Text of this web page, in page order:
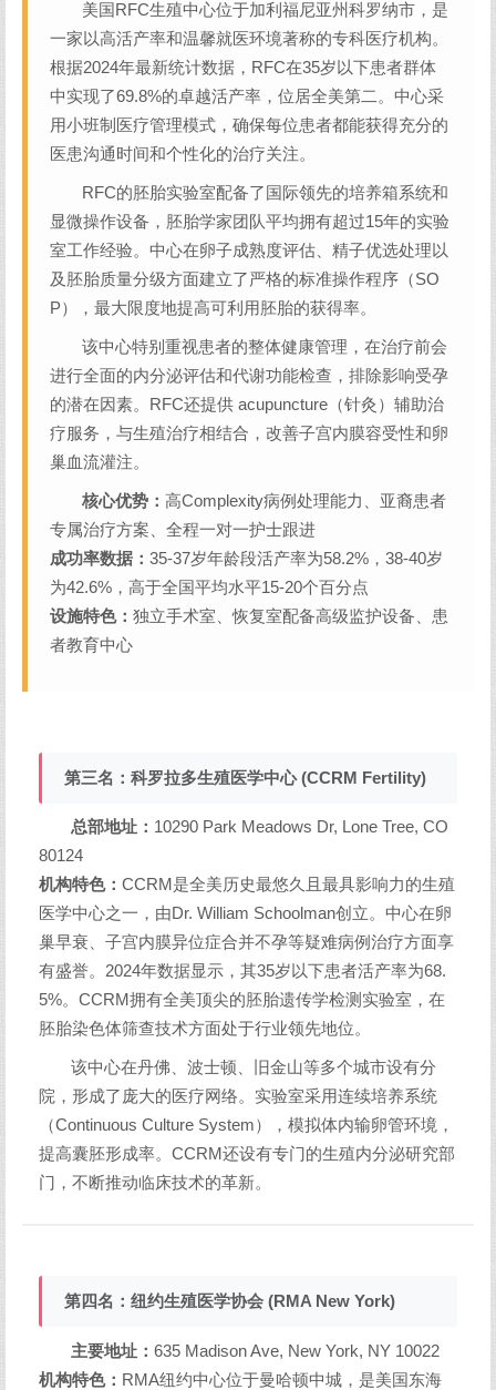
美国RFC生殖中心位于加利福尼亚州科罗纳市，是
一家以高活产率和温馨就医环境著称的专科医疗机构。
根据2024年最新统计数据，RFC在35岁以下患者群体
中实现了69.8%的卓越活产率，位居全美第二。中心采
用小班制医疗管理模式，确保每位患者都能获得充分的
医患沟通时间和个性化的治疗关注。
RFC的胚胎实验室配备了国际领先的培养箱系统和
显微操作设备，胚胎学家团队平均拥有超过15年的实验
室工作经验。中心在卵子成熟度评估、精子优选处理以
及胚胎质量分级方面建立了严格的标准操作程序（SO
P），最大限度地提高可利用胚胎的获得率。
该中心特别重视患者的整体健康管理，在治疗前会
进行全面的内分泌评估和代谢功能检查，排除影响受孕
的潜在因素。RFC还提供 acupuncture（针灸）辅助治
疗服务，与生殖治疗相结合，改善子宫内膜容受性和卵
巢血流灌注。
核心优势：高Complexity病例处理能力、亚裔患者
专属治疗方案、全程一对一护士跟进
成功率数据： 35-37岁年龄段活产率为58.2%，38-40岁
为42.6%，高于全国平均水平15-20个百分点
设施特色： 独立手术室、恢复室配备高级监护设备、患
者教育中心
第三名：科罗拉多生殖医学中心 (CCRM Fertility)
总部地址： 10290 Park Meadows Dr, Lone Tree, CO
80124
机构特色： CCRM是全美历史最悠久且最具影响力的生殖
医学中心之一，由Dr. William Schoolman创立。中心在卵
巢早衰、子宫内膜异位症合并不孕等疑难病例治疗方面享
有盛誉。2024年数据显示，其35岁以下患者活产率为68.
5%。CCRM拥有全美顶尖的胚胎遗传学检测实验室，在
胚胎染色体筛查技术方面处于行业领先地位。
该中心在丹佛、波士顿、旧金山等多个城市设有分
院，形成了庞大的医疗网络。实验室采用连续培养系统
（Continuous Culture System），模拟体内输卵管环境，
提高囊胚形成率。CCRM还设有专门的生殖内分泌研究部
门，不断推动临床技术的革新。
第四名：纽约生殖医学协会 (RMA New York)
主要地址：635 Madison Ave, New York, NY 10022
机构特色： RMA纽约中心位于曼哈顿中城，是美国东海